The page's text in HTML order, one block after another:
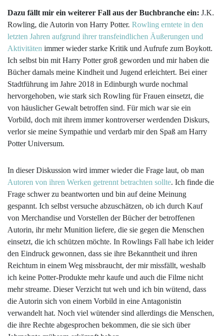
Dazu fällt mir ein weiterer Fall aus der Buchbranche ein: J.K.
Rowling, die Autorin von Harry Potter. Rowling erntete in den
letzten Jahren aufgrund ihrer transfeindlichen Äußerungen und
Aktivitäten immer wieder starke Kritik und Aufrufe zum Boykott.
Ich selbst bin mit Harry Potter groß geworden und mir haben die
Bücher damals meine Kindheit und Jugend erleichtert. Bei einer
Stadtführung im Jahre 2018 in Edinburgh wurde nochmal
hervorgehoben, wie stark sich Rowling für Frauen einsetzt, die
von häuslicher Gewalt betroffen sind. Für mich war sie ein
Vorbild, doch mit ihrem immer kontroverser werdenden Diskurs,
verlor sie meine Sympathie und verdarb mir den Spaß am Harry
Potter Universum.
In dieser Diskussion wird immer wieder die Frage laut, ob man
Autoren von ihren Werken getrennt betrachten sollte. Ich finde die
Frage schwer zu beantworten und bin auf deine Meinung
gespannt. Ich selbst versuche abzuschätzen, ob ich durch Kauf
von Merchandise und Vorstellen der Bücher der betroffenen
Autorin, ihr mehr Munition liefere, die sie gegen die Menschen
einsetzt, die ich schützen möchte. In Rowlings Fall habe ich leider
den Eindruck gewonnen, dass sie ihre Bekanntheit und ihren
Reichtum in einem Weg missbraucht, der mir missfällt, weshalb
ich keine Potter-Produkte mehr kaufe und auch die Filme nicht
mehr streame. Dieser Verzicht tut weh und ich bin wütend, dass
die Autorin sich von einem Vorbild in eine Antagonistin
verwandelt hat. Noch viel wütender sind allerdings die Menschen,
die ihre Rechte abgesprochen bekommen, die sie sich über